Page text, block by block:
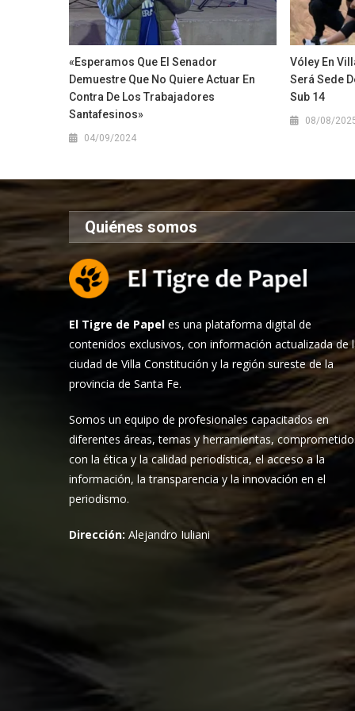
«Esperamos Que El Senador
Demuestre Que No Quiere Actuar En
Contra De Los Trabajadores
Santafesinos»
04/09/2024
Vóley En
Será Sede
Sub 14
08/08/
Quiénes somos
El Tigre de Papel es una plataforma digital de
contenidos exclusivos, con información actualizada de
ciudad de Villa Constitución y la región sureste de la
provincia de Santa Fe.
Somos un equipo de profesionales capacitados en
diferentes áreas, temas y herramientas,
con la ética y la calidad periodística, el acceso a la
información, la transparencia y la innovación en el
periodismo.
Dirección:Alejandro Iuliani